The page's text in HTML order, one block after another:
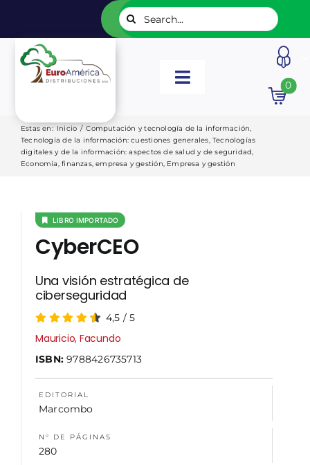
contenido
Buscar:
Toggle
INICIO
NUESTROS LIBROS
CATÁLOGOS
LISTADOS
NOSOTROS
0
Estas en: Inicio / Computación y tecnología de la información,
Tecnología de la información: cuestiones generales, Tecnologías
digitales y de la información: aspectos de salud y de seguridad,
Economía, finanzas, empresa y gestión, Empresa y gestión
LIBRO IMPORTADO
CyberCEO
Una visión estratégica de
ciberseguridad
4,5 /5
Mauricio, Facundo
ISBN:9788426735713
EDITORIAL
Marcombo
N° DE PÁGINAS
280